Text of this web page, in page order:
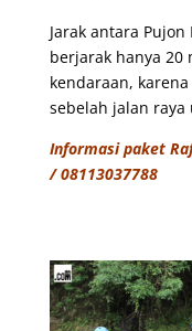
Jarak antara
berjarak hanya 20
kendaraan,
sebelah jalan raya
Informasi paket
/ 08113037788